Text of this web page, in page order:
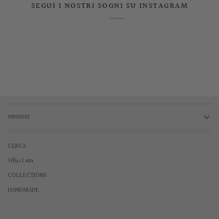
SEGUI I NOSTRI SOGNI SU INSTAGRAM
NEGOZIO
CERCA
Who I am
COLLECTIONS
HANDMADE